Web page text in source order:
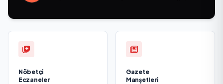
Nöbetçi
Eczaneler
Gazete
Manşetleri